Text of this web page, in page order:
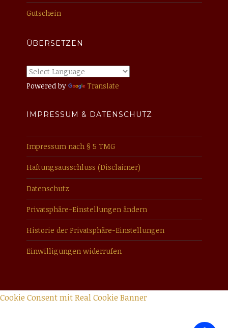
Gutschein
ÜBERSETZEN
Powered by Translate
IMPRESSUM & DATENSCHUTZ
Impressum nach § 5 TMG
Haftungsausschluss (Disclaimer)
Datenschutz
Privatsphäre-Einstellungen ändern
Historie der Privatsphäre-Einstellungen
Einwilligungen widerrufen
Cookie Consent mit Real Cookie Banner